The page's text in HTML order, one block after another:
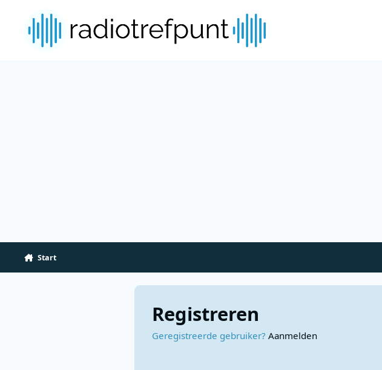
Start
Registreren
Geregistreerde gebruiker? Aanmelden